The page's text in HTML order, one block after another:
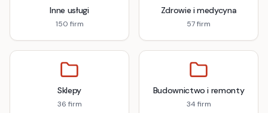
Inne usługi
150 firm
Zdrowie i medycyna
57firm
Sklepy
36 firm
Budownictwo i remonty
34firm